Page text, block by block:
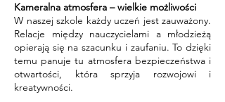
Kameralna atmosfera – wielkie możliwości
W naszej szkole każdy uczeń jest zauważony.
Relacje między nauczycielami a młodzieżą
opierają się na szacunku i zaufaniu. To dzięki
temu panuje tu atmosfera bezpieczeństwa i
otwartości, która sprzyja rozwojowi i
kreatywności.